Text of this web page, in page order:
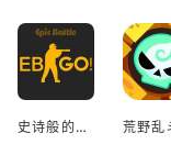
史诗般的战斗CS:FPS